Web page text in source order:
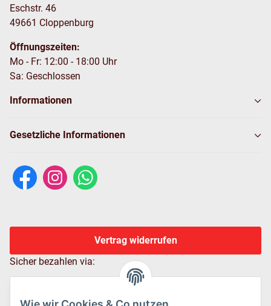
Eschstr. 46
49661 Cloppenburg
Öffnungszeiten:
Mo - Fr: 12:00 - 18:00 Uhr
Sa: Geschlossen
Informationen
Gesetzliche Informationen
Vertrag widerrufen
Sicher bezahlen via: